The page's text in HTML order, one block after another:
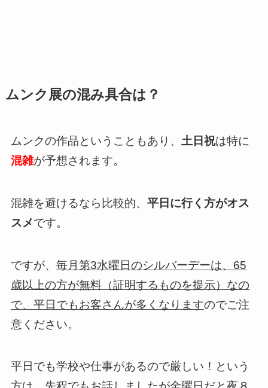
ムンク展の混み具合は？
ムンクの作品ということもあり、 土日祝は特に
混雑が予想されます。
混雑を避けるなら比較的、 平日に行く方がオス
スメです。
ですが、 毎月第3水曜日のシルバーデーは、65
歳以上の方が無料（証明するものを提示）なの
で、平日でもお客さんが多くなりますのでご注
意ください。
平日でも学校や仕事があるので厳しい！という